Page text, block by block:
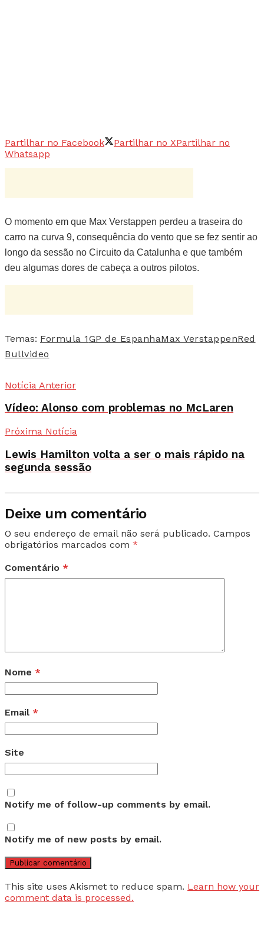
Partilhar no Facebook Partilhar no XPartilhar no
Whatsapp
O momento em que Max Verstappen perdeu a traseira do
carro na curva 9, consequência do vento que se fez sentir ao
longo da sessão no Circuito da Catalunha e que também
deu algumas dores de cabeça a outros pilotos.
Temas: Formula 1GP de EspanhaMax VerstappenRed
Bullvideo
Notícia Anterior
Vídeo: Alonso com problemas no McLaren
Próxima Notícia
Lewis Hamilton volta a ser o mais rápido na
segunda sessão
Deixe um comentário
O seu endereço de email não será publicado. Campos
obrigatórios marcados com *
Comentário *
Nome *
Email *
Site
Notify me of follow-up comments by email.
Notify me of new posts by email.
This site uses Akismet to reduce spam. Learn how your
comment data is processed.